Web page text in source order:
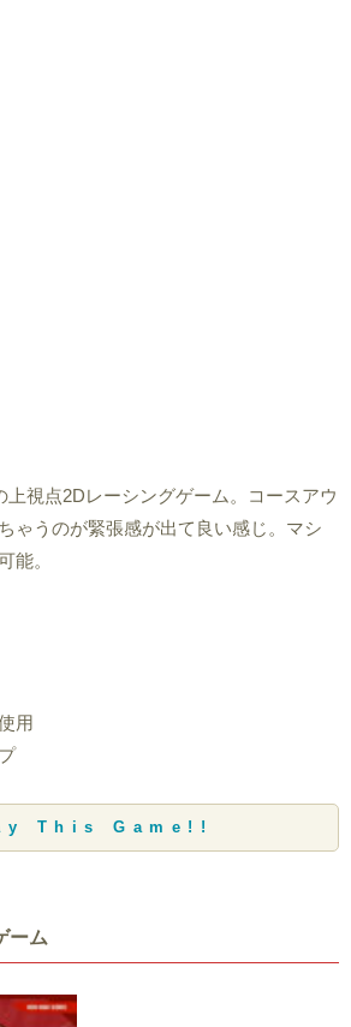
視点2Dレーシングゲーム。コースアウ
ゃうのが緊張感が出て良い感じ。マシ
能。
用
This Game!!
ーム